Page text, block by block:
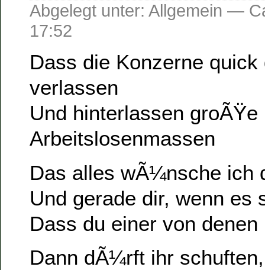
Abgelegt unter: Allgemein —
17:52
Dass die Konzerne quick
verlassen
Und hinterlassen groÃŸe
Arbeitslosenmassen
Das alles wÃ¼nsche ich
Und gerade dir, wenn es
Dass du einer von denen
Dann dÃ¼rft ihr